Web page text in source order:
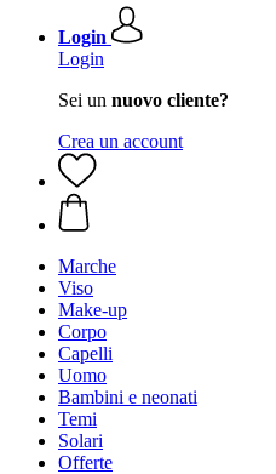
Login
Login
Sei un nuovo cliente?
Crea un account
Marche
Viso
Make-up
Corpo
Capelli
Uomo
Bambini e neonati
Temi
Solari
Offerte